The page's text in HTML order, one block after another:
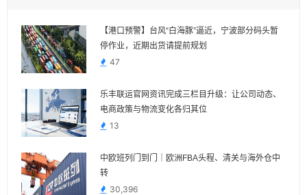
【港口预警】台风“白海豚”逼近，宁波部分码头暂
停作业，近期出货请提前规划
47
乐丰联运官网资讯完成三栏目升级：让公司动态、
电商政策与物流变化各归其位
13
中欧班列门到门｜欧洲FBA头程、清关与海外仓中
转
30,396